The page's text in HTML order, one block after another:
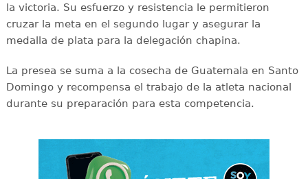
la victoria. Su esfuerzo y resistencia le permitieron
cruzar la meta en el segundo lugar y asegurar la
medalla de plata para la delegación chapina.
La presea se suma a la cosecha de Guatemala en Santo
Domingo y recompensa el trabajo de la atleta nacional
durante su preparación para esta competencia.